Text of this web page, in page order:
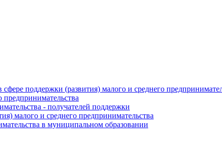
поддержки (развития) малого и среднего
- получателей поддержки
малого и среднего предпринимательства
в муниципальном образовании